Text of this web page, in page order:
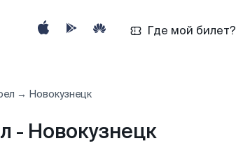
Где мой билет?
→ Новокузнецк
- Новокузнецк